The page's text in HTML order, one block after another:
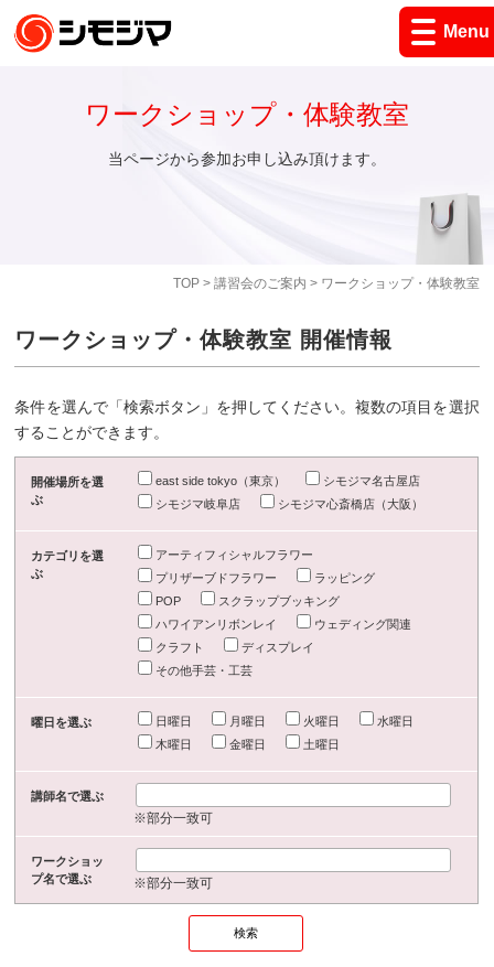
Menu
TOP> 講習会のご案内 > ワークショップ・体験教室
ワークショップ・体験教室
当ページから参加お申し込み頂けます。
ワークショップ・体験教室 開催情報
条件を選んで「検索ボタン」を押してください。複数の項目を選択
することができます。
開催場所を選
ぶ
east side tokyo（東京）
シモジマ名古屋店
シモジマ岐阜店
シモジマ心斎橋店（大阪）
カテゴリを選
ぶ
アーティフィシャルフラワー
プリザーブドフラワー
ラッピング
POP
スクラップブッキング
ハワイアンリボンレイ
ウェディング関連
クラフト
ディスプレイ
その他手芸・工芸
曜日を選ぶ 日曜日 月曜日 火曜日
水曜日
木曜日
金曜日 土曜日
講師名で選ぶ
※部分一致可
ワークショッ
プ名で選ぶ
※部分一致可